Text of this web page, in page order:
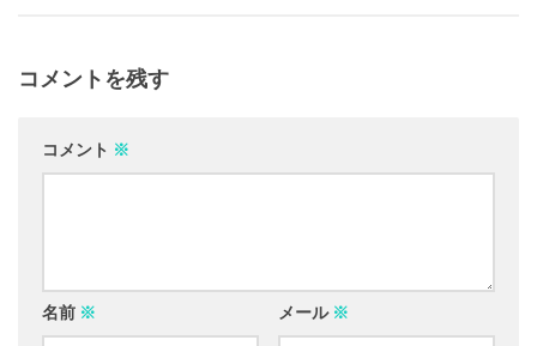
コメントを残す
コメント ※
名前 ※ メール ※